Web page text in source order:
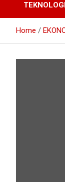
Home